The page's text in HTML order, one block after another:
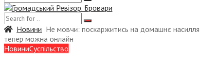
Новини Не мовчи: поскаржитись на домашнє насилля
тепер можна онлайн
НовиниСуспiльство